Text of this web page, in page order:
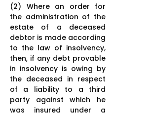
(2) Where an order for
the administration of the
estate of a deceased
debtor is made according
to the law of insolvency,
then, if any debt provable
in insolvency is owing by
the deceased in respect
of a liability to a third
party against which he
was insured under a